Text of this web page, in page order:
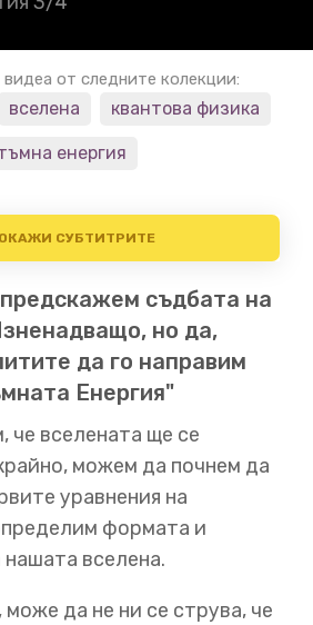
от следните колекции:
вселена квантова физика
енергия
СУБТИТРИТЕ
съдбата на Вселената?
можем. Тези опити ни разкриха
странно въздействие, наречено
ПРОСТРАНСТВО-ВРЕМЕТО
на Айнщайн
съдбата на
но да,
да го направим
Енергия"
че вселената ще се
можем да почнем да
уравнения на
формата и
вселена.
може да не ни се струва, че